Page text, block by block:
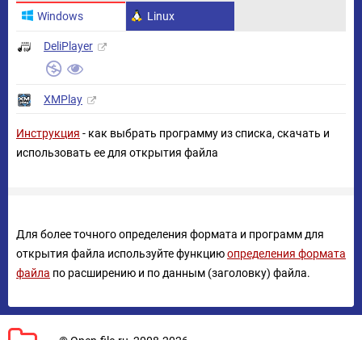
Windows Linux
DeliPlayer
XMPlay
Инструкция - как выбрать программу из списка, скачать и
использовать ее для открытия файла
Для более точного определения формата и программ для
открытия файла используйте функциюопределения формата
файла по расширению и по данным (заголовку) файла.